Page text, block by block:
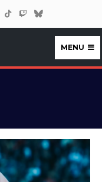
MENU